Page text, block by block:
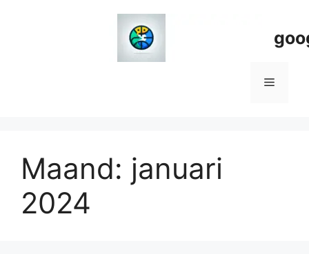
Menu
Maand: januari
2024